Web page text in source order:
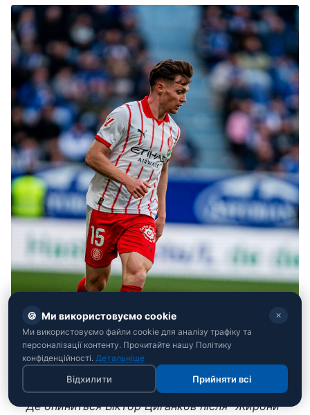
Де опиниться Віктор Циганков після "Жирони"
🍪 Ми використовуємо cookie ✕
Ми використовуємо файли cookie для аналізу трафіку та
персоналізації контенту. Прочитайте нашу Політику
конфіденційності. Детальніше
Відхилити Прийняти всі